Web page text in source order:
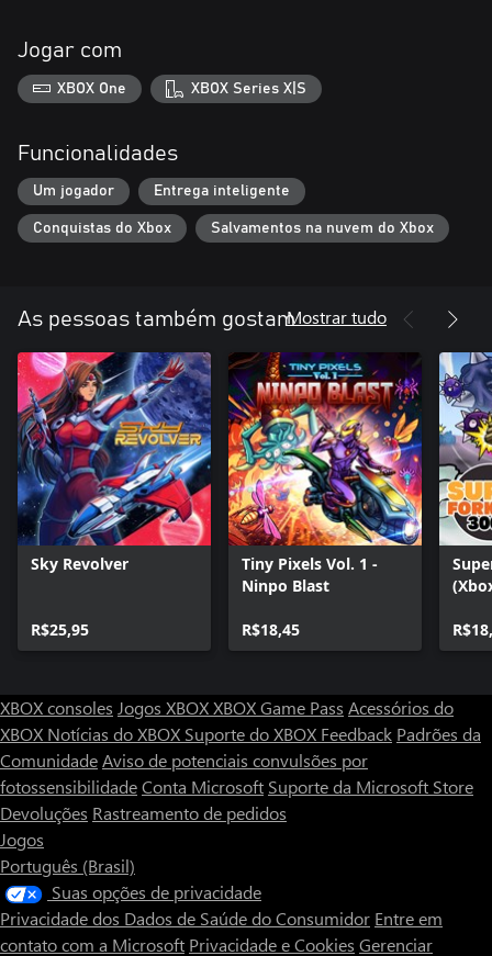
Jogar com
XBOX One XBOX Series X|S
Funcionalidades
Um jogador Entrega inteligente
Conquistas do Xbox Salvamentos na nuvem do Xbox
As pessoas também gostamMostrar tudo
Sky Revolver
R$25,95
Tiny Pixels Vol. 1 -
Ninpo Blast
R$18,45
XBOX consoles Jogos XBOXXBOX Game Pass Acessórios do
XBOX Notícias do XBOX Suporte do XBOX Feedback Padrões da
ComunidadeAviso de potenciais convulsões por
fotossensibilidadeConta Microsoft Suporte da Microsoft Store
Devoluções Rastreamento de pedidos
Jogos
Português (Brasil)
Suas opções de privacidade
Privacidade dos Dados de Saúde do Consumidor Entre em
contato com a Microsoft Privacidade e Cookies Gerenciar